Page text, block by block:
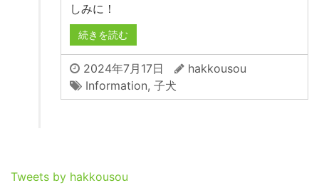
しみに！
続きを読む
2024年7月17日
hakkousou
Information, 子犬
Tweets by hakkousou